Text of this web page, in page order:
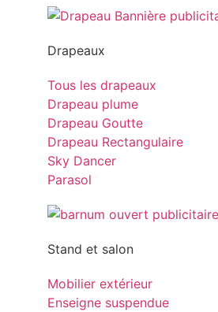
Drapeaux
Tous les drapeaux
Drapeau plume
Drapeau Goutte
Drapeau Rectangulaire
Sky Dancer
Parasol
Stand et salon
Mobilier extérieur
Enseigne suspendue